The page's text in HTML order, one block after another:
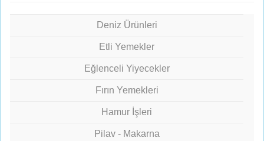
Deniz Ürünleri
Etli Yemekler
Eğlenceli Yiyecekler
Fırın Yemekleri
Hamur İşleri
Pilav - Makarna